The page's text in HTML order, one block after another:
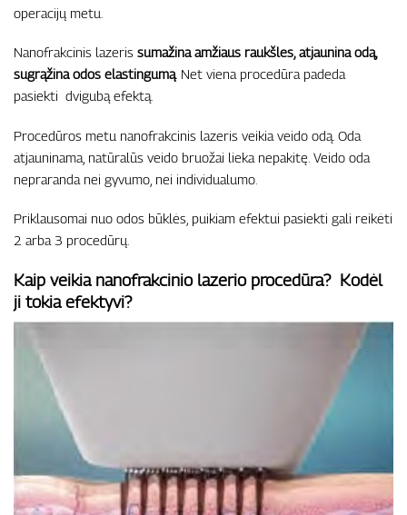
operacijų metu.
Nanofrakcinis lazeris sumažina amžiaus raukšles, atjaunina odą,
sugrąžina odos elastingumą. Net viena procedūra padeda
pasiekti dvigubą efektą.
Procedūros metu nanofrakcinis lazeris veikia veido odą. Oda
atjauninama, natūralūs veido bruožai lieka nepakitę. Veido oda
nepraranda nei gyvumo, nei individualumo.
Priklausomai nuo odos būklės, puikiam efektui pasiekti gali reikėti
2 arba 3 procedūrų.
Kaip veikia nanofrakcinio lazerio procedūra? Kodėl
ji tokia efektyvi?